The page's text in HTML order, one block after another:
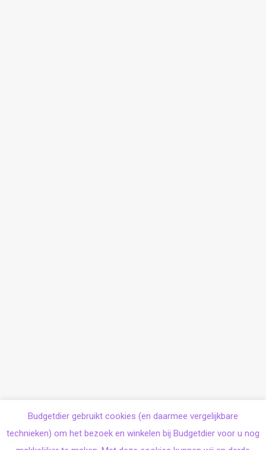
Budgetdier gebruikt cookies (en daarmee vergelijkbare
technieken) om het bezoek en winkelen bij Budgetdier voor u nog